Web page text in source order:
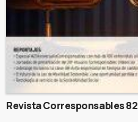
Revista Corresponsables 82